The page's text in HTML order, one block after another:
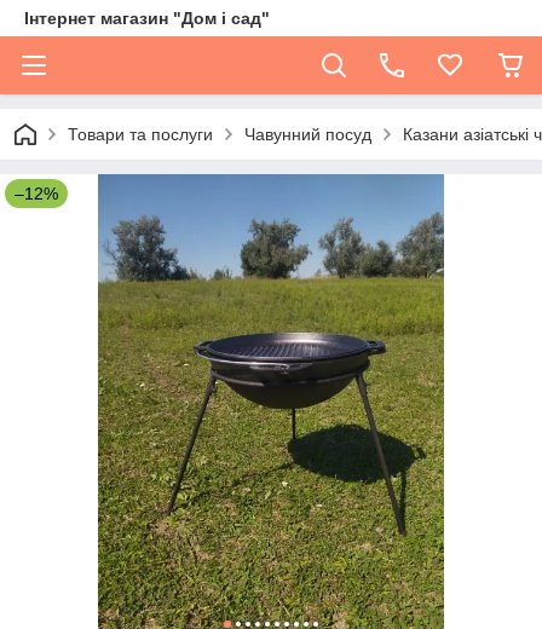
Інтернет магазин "Дом і сад"
Товари та послуги Чавунний посуд Казани азіатські
–12%